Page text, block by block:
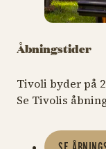
Åbningstider
Tivoli byder på
Se Tivolis